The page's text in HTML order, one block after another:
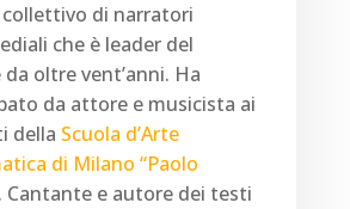
di narratori
che è leader del
oltre vent’anni. Ha
da attore e musicista ai
della Scuola d’Arte
di Milano “Paolo
Cantante e autore dei testi